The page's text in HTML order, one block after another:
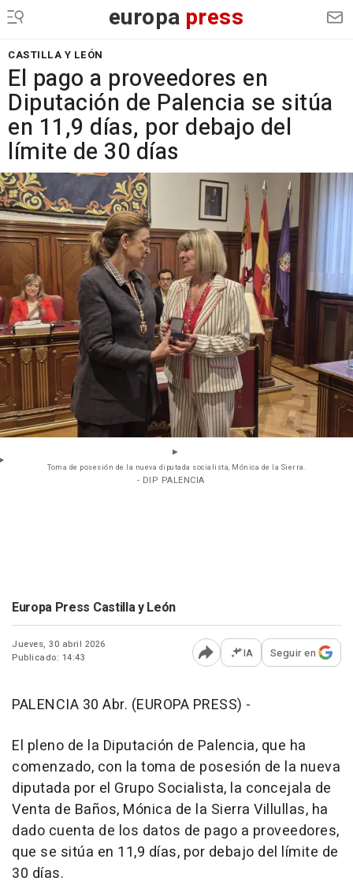
europa press
CASTILLA Y LEÓN
El pago a proveedores en
Diputación de Palencia se sitúa
en 11,9 días, por debajo del
límite de 30 días
Toma de posesión de la nueva diputada socialista, Mónica de la Sierra.
- DIP PALENCIA
Europa Press Castilla y León
Jueves, 30 abril 2026
Publicado: 14:43
Abrir opciones para
IA Seguir en
PALENCIA 30 Abr. (EUROPA PRESS) -
El pleno de la Diputación de Palencia, que ha
comenzado, con la toma de posesión de la nueva
diputada por el Grupo Socialista, la concejala de
Venta de Baños, Mónica de la Sierra Villullas, ha
dado cuenta de los datos de pago a proveedores,
que se sitúa en 11,9 días, por debajo del límite de
30 días.